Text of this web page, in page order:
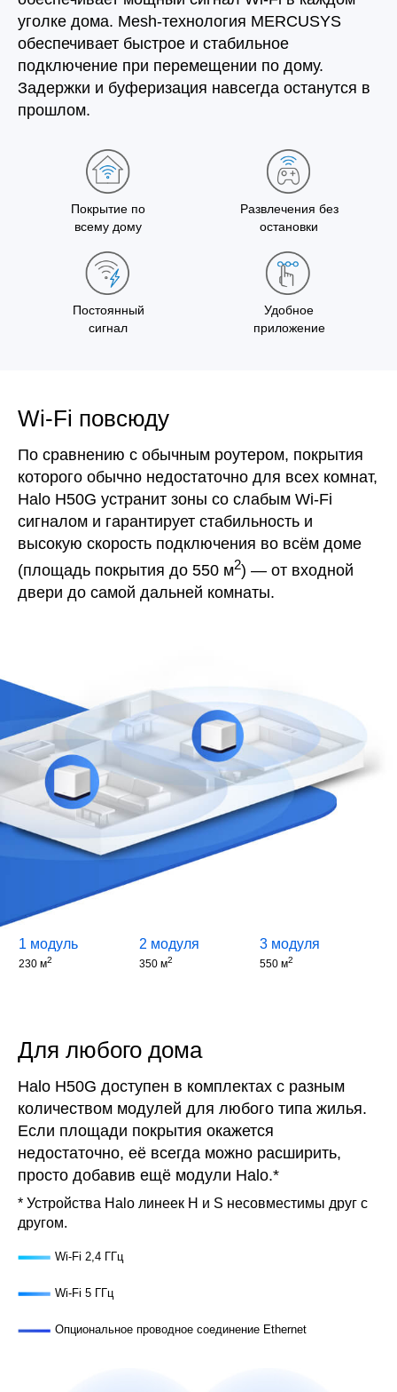
уголке дома. Mesh‑технология MERCUSYS
обеспечивает быстрое и стабильное
подключение при перемещении по дому.
Задержки и буферизация навсегда останутся в
прошлом.
Покрытие по
всему дому
Развлечения без
остановки
Постоянный
сигнал
Удобное
приложение
Wi‑Fi повсюду
По сравнению с обычным роутером, покрытия
которого обычно недостаточно для всех комнат,
Halo H50G устранит зоны со слабым Wi‑Fi
сигналом и гарантирует стабильность и
высокую скорость подключения во всём доме
(площадь покрытия до 550 м2) — от входной
двери до самой дальней комнаты.
1 модуль
230 м2
2 модуля
350 м2
3 модуля
550 м2
Для любого дома
Halo H50G доступен в комплектах с разным
количеством модулей для любого типа жилья.
Если площади покрытия окажется
недостаточно, её всегда можно расширить,
просто добавив ещё модули Halo.*
* Устройства Halo линеек H и S несовместимы друг с
другом.
Wi‑Fi 2,4 ГГц
Wi‑Fi 5 ГГц
Опциональное проводное соединение Ethernet